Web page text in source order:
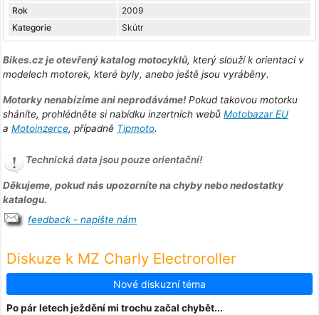
Rok
2009
Kategorie
Skútr
Bikes.cz je otevřený katalog motocyklů, který slouží k orientaci v
modelech motorek, které byly, anebo ještě jsou vyráběny.
Motorky nenabízíme ani neprodáváme!Pokud takovou motorku
sháníte, prohlédněte si nabídku inzertních webů Motobazar EU
a Motoinzerce, případně Tipmoto.
Technická data jsou pouze orientační!
Děkujeme, pokud nás upozorníte na chyby nebo nedostatky
katalogu.
feedback - napište nám
Diskuze k MZ Charly Electroroller
Nové diskuzní téma
Po pár letech ježdění mi trochu začal chybět...